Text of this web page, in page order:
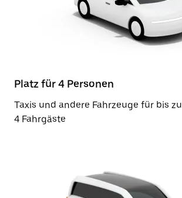
Platz für 4 Personen
Taxis und andere Fahrzeuge für bis zu
4 Fahrgäste